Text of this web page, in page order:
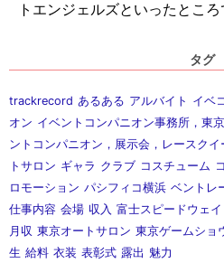
トエンジェルズといったところ
タグ
trackrecord あるある アルバイト イベ
オン イベントコンパニオン事務所，東
ントコンパニオン，展示会，レースク
トサロン ギャラ クラブ コスチューム
ロモーション パシフィコ横浜 ベントレ
仕事内容 会場 収入 富士スピードウェイ
月収 東京オートサロン 東京ゲームショ
生 給料 衣装 表彰式 露出 魅力